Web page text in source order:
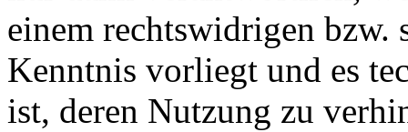
einem rechtswidrigen
Kenntnis vorliegt und es
ist, deren Nutzung zu